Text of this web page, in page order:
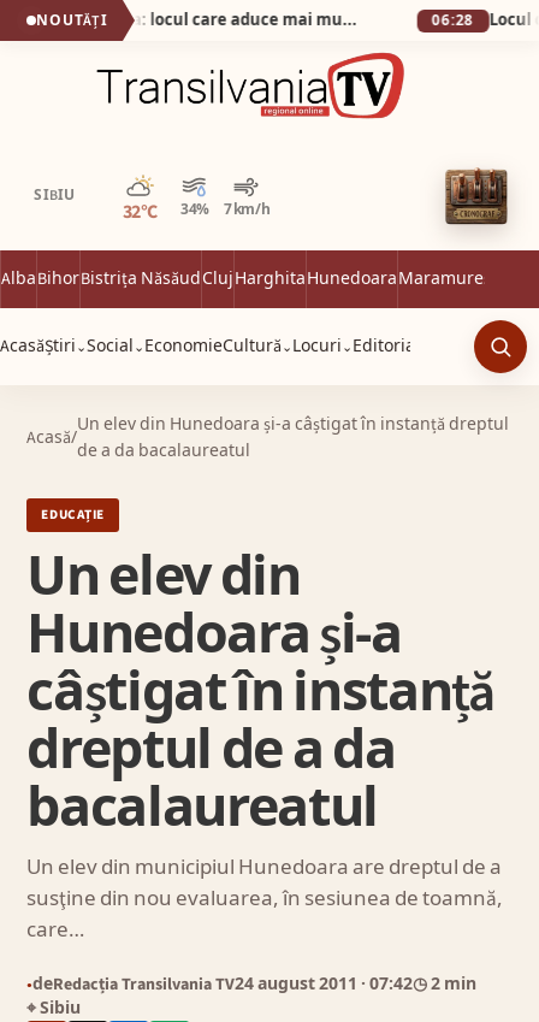
NOUTĂȚI Secretul din Alba Iulia: locul care aduce mai mulți vizitatori decât Cetatea! 06:28
SIBIU
32°C 34% 7 km/h
Parțial noros
AlbaBihorBistrița NăsăudClujHarghitaHunedoaraMaramureș
AcasăȘtiri ⌄Social ⌄ EconomieCultură ⌄ Locuri ⌄ Editorial
Acasă/
Un elev din Hunedoara și-a câștigat în instanță dreptul
de a da bacalaureatul
EDUCAȚIE
Un elev din
Hunedoara și-a
câștigat în instanță
dreptul de a da
bacalaureatul
Un elev din municipiul Hunedoara are dreptul de a
susţine din nou evaluarea, în sesiunea de toamnă,
care…
●deRedacția Transilvania TV24 august 2011 · 07:42◷ 2 min
⌖ Sibiu